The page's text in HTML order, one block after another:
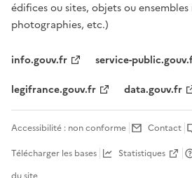
édifices ou sites, objets ou
photographies, etc.)
info.gouv.fr
service-
legifrance.gouv.fr
data.gouv.fr
Accessibilité : non conforme Contact
Télécharger les bases
Statistiques